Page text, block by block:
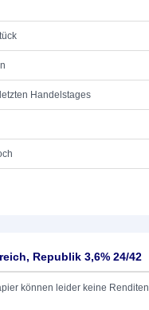
Handelstages
Republik 3,6% 24/42
können leider keine